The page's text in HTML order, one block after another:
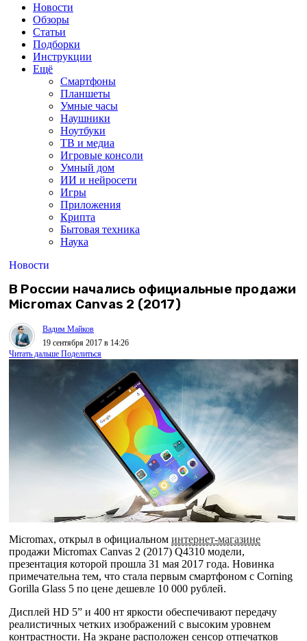
Новости
Обзоры
Статьи
Подборки
Инструкции
Ещё
Смартфоны
Планшеты
Умные часы
Наушники
Ноутбуки
ТВ и медиа
Игровые консоли
Умный дом
ИИ и нейросети
Игры
Приложения
Крипта
Бытовая техника
Наука
Новости
В России начались официальные продажи
Micromax Canvas 2 (2017)
Вадим Майков
19 сентября 2017 в 14:26
Читать дальше Поделиться
Micromax, открыл в официальном интернет-магазине
продажи Micromax Canvas 2 (2017) Q4310 модели,
презентация которой прошла 31 мая 2017 года. Новинка
примечательна тем, что стала первым смартфоном с Corning
Gorilla Glass 5 по цене дешевле 10 000 рублей.
Дисплей HD 5” и 400 нт яркости обеспечивают передачу
реалистичных четких изображений с высоким уровнем
контрастности. На экране расположен сенсор отпечатков